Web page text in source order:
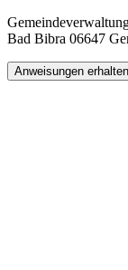
Bad Bibra 06647
Anweisungen erhalten